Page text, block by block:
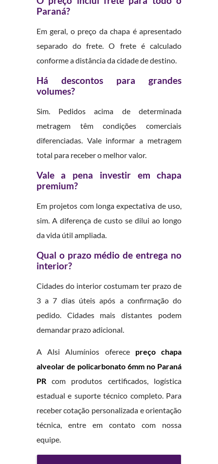
Paraná?
Em geral, o preço da chapa é apresentado
separado do frete. O frete é calculado
conforme a distância da cidade de destino.
Há descontos para grandes
volumes?
Sim. Pedidos acima de determinada
metragem têm condições comerciais
diferenciadas. Vale informar a metragem
total para receber o melhor valor.
Vale a pena investir em chapa
premium?
Em projetos com longa expectativa de uso,
sim. A diferença de custo se dilui ao longo
da vida útil ampliada.
Qual o prazo médio de entrega no
interior?
Cidades do interior costumam ter prazo de
3 a 7 dias úteis após a confirmação do
pedido. Cidades mais distantes podem
demandar prazo adicional.
A Alsi Alumínios oferece preço chapa
alveolar de policarbonato 6mm no Paraná
PRcom produtos certificados, logística
estadual e suporte técnico completo. Para
receber cotação personalizada e orientação
técnica, entre em contato com nossa
equipe.